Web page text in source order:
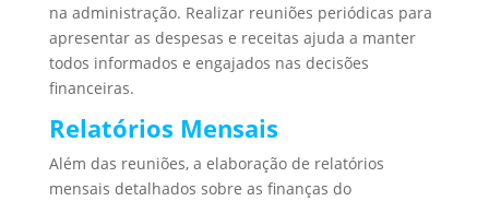
na administração. Realizar reuniões periódicas para
apresentar as despesas e receitas ajuda a manter
todos informados e engajados nas decisões
financeiras.
Relatórios Mensais
Além das reuniões, a elaboração de relatórios
mensais detalhados sobre as finanças do